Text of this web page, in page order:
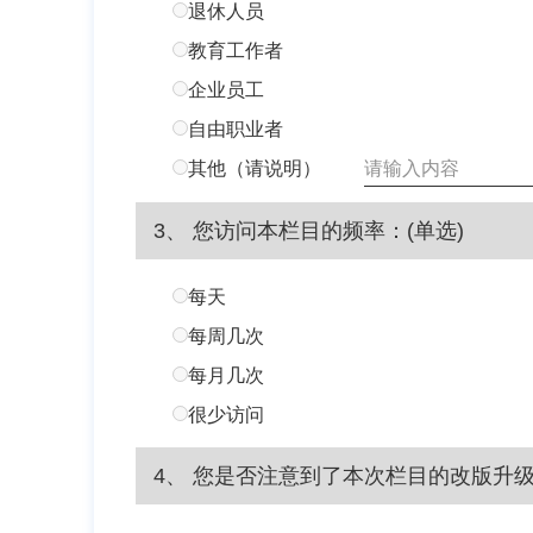
退休人员
教育工作者
企业员工
自由职业者
其他（请说明）
3、 您访问本栏目的频率：(单选)
每天
每周几次
每月几次
很少访问
4、 您是否注意到了本次栏目的改版升